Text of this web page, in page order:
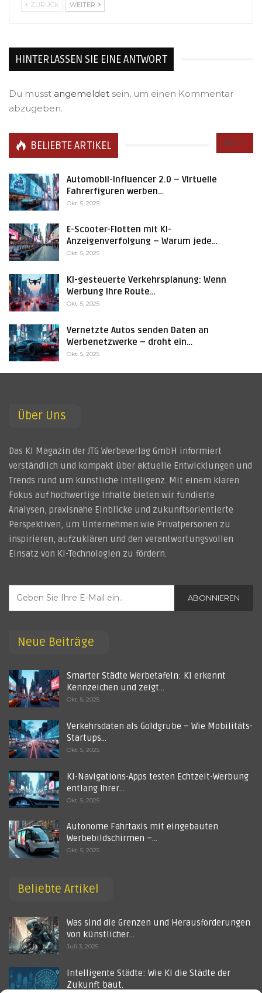
ZURÜCK WEITER
HINTERLASSEN SIE EINE ANTWORT
Du musst angemeldet sein, um einen Kommentar
abzugeben.
Alle
BELIEBTE ARTIKEL
Automobil-Influencer 2.0 – Virtuelle
Fahrerfiguren werben…
Okt. 5, 2025
E-Scooter-Flotten mit KI-
Anzeigenverfolgung – Warum jede…
Okt. 5, 2025
KI-gesteuerte Verkehrsplanung: Wenn
Werbung Ihre Route…
Okt. 5, 2025
Vernetzte Autos senden Daten an
Werbenetzwerke – droht ein…
Okt. 5, 2025
Über Uns
Das KI Magazin der JTG Werbeverlag GmbH informiert
verständlich und kompakt über aktuelle Entwicklungen und
Trends rund um künstliche Intelligenz. Mit einem klaren
Fokus auf hochwertige Inhalte bieten wir fundierte
Analysen, praxisnahe Einblicke und zukunftsorientierte
Perspektiven, um Unternehmen wie Privatpersonen zu
inspirieren, aufzuklären und den verantwortungsvollen
Einsatz von KI-Technologien zu fördern.
ABONNIEREN
Neue Beiträge
Smarter Städte Werbetafeln: KI erkennt
Kennzeichen und zeigt…
Okt. 5, 2025
Verkehrsdaten als Goldgrube – Wie Mobilitäts-
Startups…
Okt. 5, 2025
KI-Navigations-Apps testen Echtzeit-Werbung
entlang Ihrer…
Okt. 5, 2025
Autonome Fahrtaxis mit eingebauten
Werbebildschirmen –…
Okt. 5, 2025
Beliebte Artikel
Was sind die Grenzen und Herausforderungen
von künstlicher…
Juli 3, 2025
Intelligente Städte: Wie KI die Städte der
Zukunft baut.